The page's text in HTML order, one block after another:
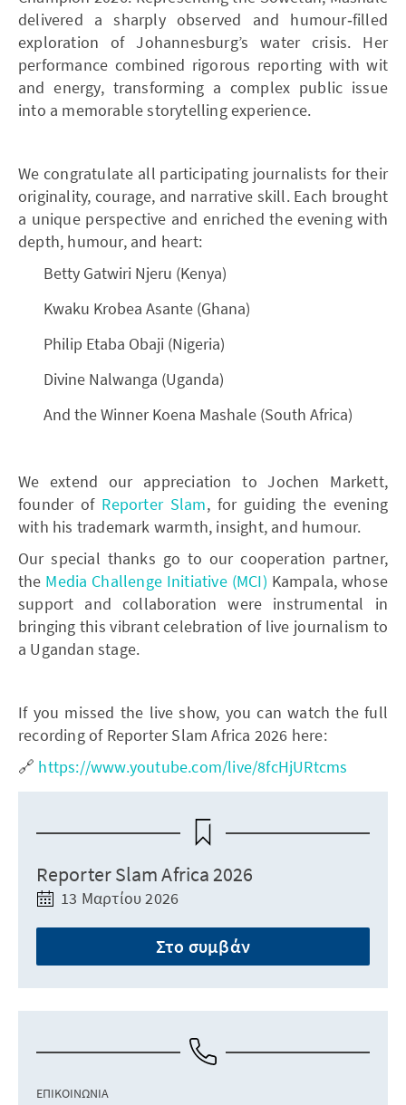
delivered a sharply observed and humour‑filled
exploration of Johannesburg’s water crisis. Her
performance combined rigorous reporting with wit
and energy, transforming a complex public issue
into a memorable storytelling experience.
We congratulate all participating journalists for their
originality, courage, and narrative skill. Each brought
a unique perspective and enriched the evening with
depth, humour, and heart:
Betty Gatwiri Njeru (Kenya)
Kwaku Krobea Asante (Ghana)
Philip Etaba Obaji (Nigeria)
Divine Nalwanga (Uganda)
And the Winner Koena Mashale (South Africa)
We extend our appreciation to Jochen Markett,
founder of Reporter Slam, for guiding the evening
with his trademark warmth, insight, and humour.
Our special thanks go to our cooperation partner,
the Media Challenge Initiative (MCI) Kampala, whose
support and collaboration were instrumental in
bringing this vibrant celebration of live journalism to
a Ugandan stage.
If you missed the live show, you can watch the full
recording of Reporter Slam Africa 2026 here:
🔗 https://www.youtube.com/live/8fcHjURtcms
Reporter Slam Africa 2026
13 Μαρτίου 2026
Στο συμβάν
ΕΠΙΚΟΙΝΩΝΊΑ